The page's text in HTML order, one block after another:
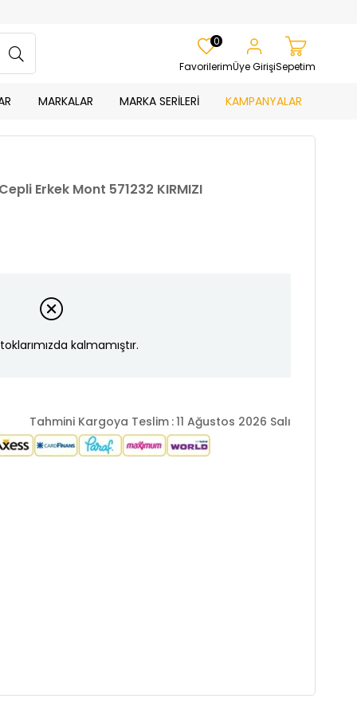
Favorilerim
0
Üye GirişiSepetim
MARKALAR MARKA SERİLERİ KAMPANYALAR
Erkek Mont 571232 KIRMIZI
kalmamıştır.
Tahmini Kargoya Teslim :11 Ağustos 2026 Salı